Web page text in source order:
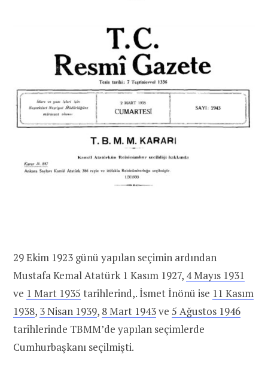
29 Ekim 1923 günü yapılan seçimin ardından
Mustafa Kemal Atatürk 1 Kasım 1927, 4 Mayıs 1931
ve 1 Mart 1935 tarihlerind,. İsmet İnönü ise 11 Kasım
1938, 3 Nisan 1939, 8 Mart 1943ve 5 Ağustos 1946
tarihlerinde TBMM’de yapılan seçimlerde
Cumhurbaşkanı seçilmişti.